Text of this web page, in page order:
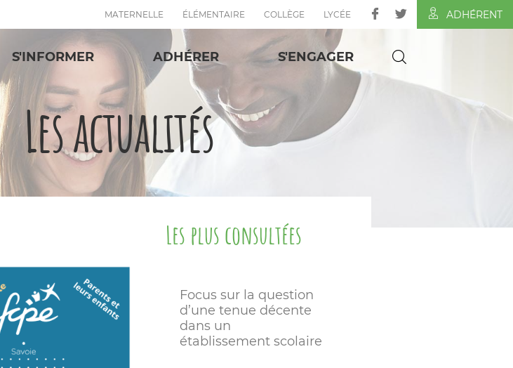
MATERNELLE ÉLÉMENTAIRE COLLÈGE LYCÉE ADHÉRENT
S'INFORMER ADHÉRER S'ENGAGER
Les actualités
Les plus consultées
Focus sur la question
d’une tenue décente
dans un
établissement scolaire